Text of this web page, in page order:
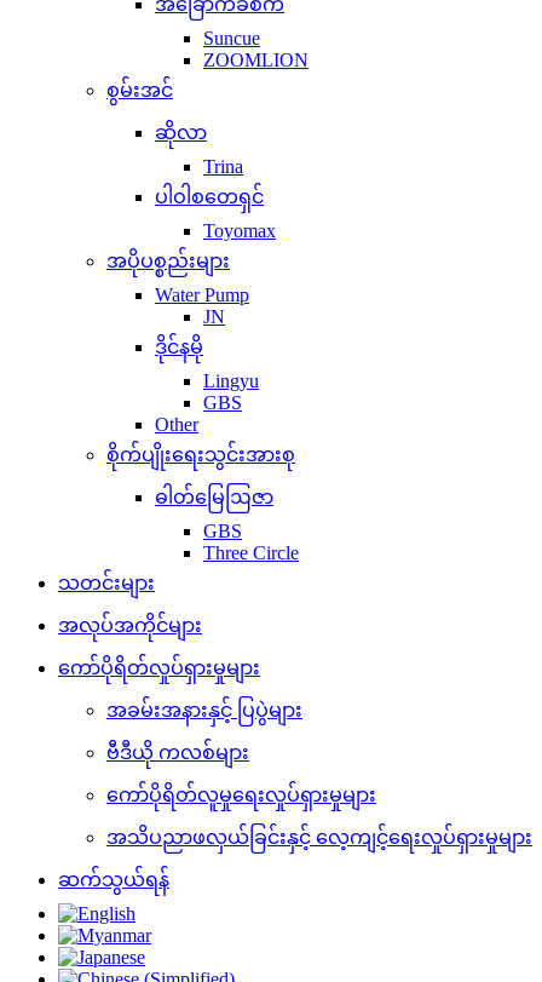
အခြောက်ခံစက်
Suncue
ZOOMLION
စွမ်းအင်
ဆိုလာ
Trina
ပါဝါစတေရှင်
Toyomax
အပိုပစ္စည်းများ
Water Pump
JN
ဒိုင်နမို
Lingyu
GBS
Other
စိုက်ပျိုးရေးသွင်းအားစု
ဓါတ်မြေဩဇာ
GBS
Three Circle
သတင်းများ
အလုပ်အကိုင်များ
ကော်ပိုရိတ်လှုပ်ရှားမှုများ
အခမ်းအနားနှင့် ပြပွဲများ
ဗီဒီယို ကလစ်များ
ကော်ပိုရိတ်လူမှုရေးလှုပ်ရှားမှုများ
အသိပညာဖလှယ်ခြင်းနှင့် လေ့ကျင့်ရေးလှုပ်ရှားမှုများ
ဆက်သွယ်ရန်